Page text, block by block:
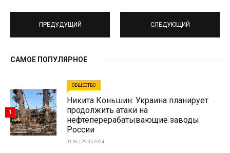
ПРЕДУДУЩИЙ СЛЕДУЮЩИЙ
САМОЕ ПОПУЛЯРНОЕ
ОБЩЕСТВО
Никита Коньшин: Украина планирует
продолжить атаки на
нефтеперерабатывающие заводы
России
01:06 | 29-05-2024
1